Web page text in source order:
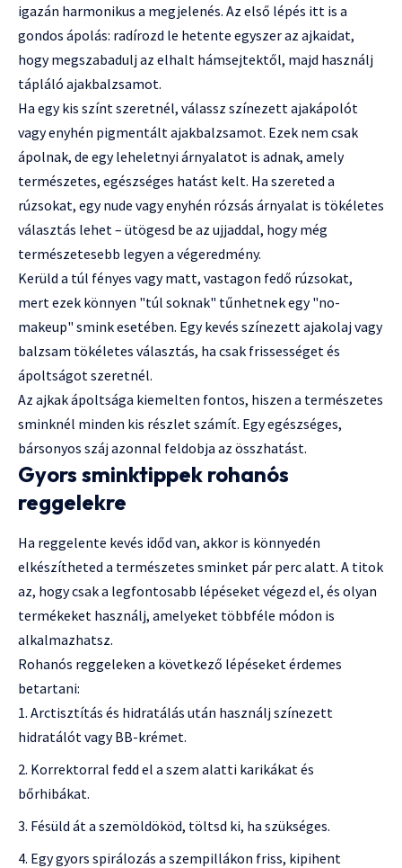
igazán harmonikus a megjelenés. Az első lépés itt is a
gondos ápolás: radírozd le hetente egyszer az ajkaidat,
hogy megszabadulj az elhalt hámsejtektől, majd használj
tápláló ajakbalzsamot.
Ha egy kis színt szeretnél, válassz színezett ajakápolót
vagy enyhén pigmentált ajakbalzsamot. Ezek nem csak
ápolnak, de egy leheletnyi árnyalatot is adnak, amely
természetes, egészséges hatást kelt. Ha szereted a
rúzsokat, egy nude vagy enyhén rózsás árnyalat is tökéletes
választás lehet – ütögesd be az ujjaddal, hogy még
természetesebb legyen a végeredmény.
Kerüld a túl fényes vagy matt, vastagon fedő rúzsokat,
mert ezek könnyen "túl soknak" tűnhetnek egy "no-
makeup" smink esetében. Egy kevés színezett ajakolaj vagy
balzsam tökéletes választás, ha csak frissességet és
ápoltságot szeretnél.
Az ajkak ápoltsága kiemelten fontos, hiszen a természetes
sminknél minden kis részlet számít. Egy egészséges,
bársonyos száj azonnal feldobja az összhatást.
Gyors sminktippek rohanós
reggelekre
Ha reggelente kevés időd van, akkor is könnyedén
elkészítheted a természetes sminket pár perc alatt. A titok
az, hogy csak a legfontosabb lépéseket végezd el, és olyan
termékeket használj, amelyeket többféle módon is
alkalmazhatsz.
Rohanós reggeleken a következő lépéseket érdemes
betartani:
Arctisztítás és hidratálás után használj színezett
hidratálót vagy BB-krémet.
Korrektorral fedd el a szem alatti karikákat és
bőrhibákat.
Fésüld át a szemöldököd, töltsd ki, ha szükséges.
Egy gyors spirálozás a szempillákon friss, kipihent